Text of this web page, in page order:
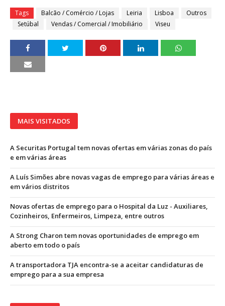
Tags Balcão / Comércio / Lojas Leiria Lisboa
Outros
Setúbal
Vendas / Comercial / Imobiliário Viseu
MAIS VISITADOS
A Securitas Portugal tem novas ofertas em várias zonas do país
e em várias áreas
A Luís Simões abre novas vagas de emprego para várias áreas e
em vários distritos
Novas ofertas de emprego para o Hospital da Luz - Auxiliares,
Cozinheiros, Enfermeiros, Limpeza, entre outros
A Strong Charon tem novas oportunidades de emprego em
aberto em todo o país
A transportadora TJA encontra-se a aceitar candidaturas de
emprego para a sua empresa